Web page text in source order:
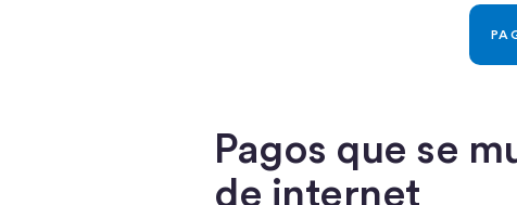
Pagos que se
de internet